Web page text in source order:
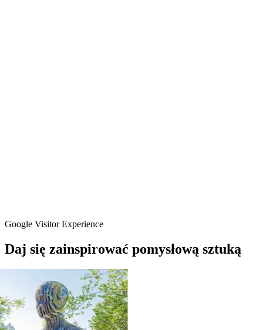
Google Visitor Experience
Daj się zainspirować pomysłową sztuką